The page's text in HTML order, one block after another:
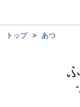
トップ > あつ